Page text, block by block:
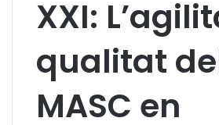
XXI:
qualitat
MASC en